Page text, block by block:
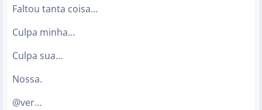
Faltou tanta coisa…
Culpa minha…
Culpa sua…
Nossa.
@ver…